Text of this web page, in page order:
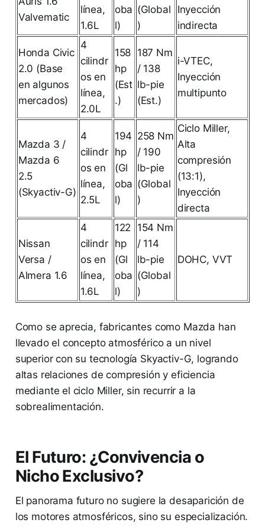
Valvematic
línea,
1.6L
oba
l)
(Global
)
Inyección
indirecta
Honda Civic
2.0 (Base
en algunos
mercados)
4
cilindr
os en
línea,
2.0L
158
hp
(Est
.)
187 Nm
/ 138
lb-pie
(Est.)
i-VTEC,
Inyección
multipunto
Mazda 3 /
Mazda 6
2.5
(Skyactiv-G)
4
cilindr
os en
línea,
2.5L
194
hp
(Gl
oba
l)
258 Nm
/ 190
lb-pie
(Global
)
Ciclo Miller,
Alta
compresión
(13:1),
Inyección
directa
Nissan
Versa /
Almera 1.6
4
cilindr
os en
línea,
1.6L
122
hp
(Gl
oba
l)
154 Nm
/ 114
lb-pie
(Global
)
DOHC, VVT
Como se aprecia, fabricantes como Mazda han
llevado el concepto atmosférico a un nivel
superior con su tecnología Skyactiv-G, logrando
altas relaciones de compresión y eficiencia
mediante el ciclo Miller, sin recurrir a la
sobrealimentación.
El Futuro: ¿Convivencia o
Nicho Exclusivo?
El panorama futuro no sugiere la desaparición de
los motores atmosféricos, sino su especialización.